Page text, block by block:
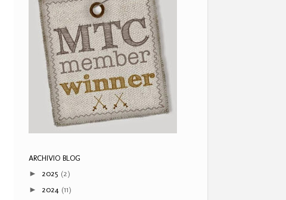
ARCHIVIO BLOG
► 2025 (2)
► 2024 (11)